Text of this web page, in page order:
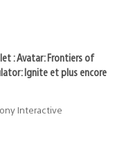
: Avatar: Frontiers of
Ignite et plus encore
Interactive